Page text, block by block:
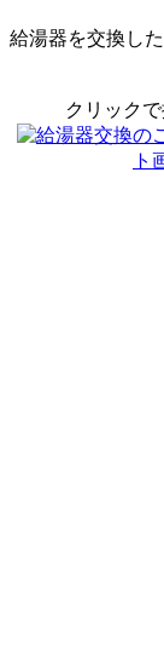
給湯器を交換し
クリック